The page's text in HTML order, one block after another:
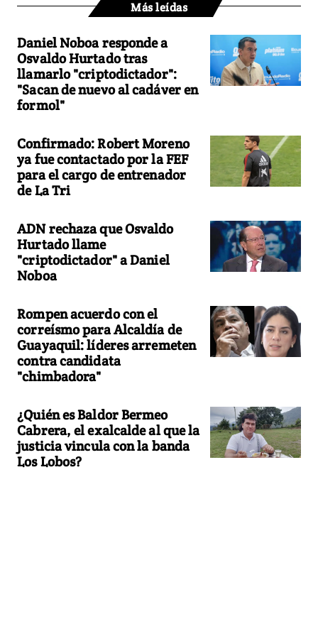
Más leídas
Daniel Noboa responde a
Osvaldo Hurtado tras
llamarlo "criptodictador":
"Sacan de nuevo al cadáver en
formol"
Confirmado: Robert Moreno
ya fue contactado por la FEF
para el cargo de entrenador
de La Tri
ADN rechaza que Osvaldo
Hurtado llame
"criptodictador" a Daniel
Noboa
Rompen acuerdo con el
correísmo para Alcaldía de
Guayaquil: líderes arremeten
contra candidata
"chimbadora"
¿Quién es Baldor Bermeo
Cabrera, el exalcalde al que la
justicia vincula con la banda
Los Lobos?